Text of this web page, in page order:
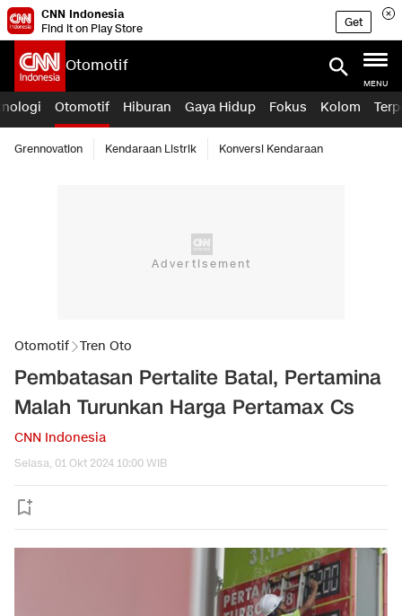
CNN Indonesia
Find it on Play Store
Get
Otomotif
MENU
Otomotif Hiburan Gaya Hidup Fokus Kolom
Grennovation Kendaraan Listrik Konversi Kendaraan
Otomotif Tren Oto
Pembatasan Pertalite Batal, Pertamina
Malah Turunkan Harga Pertamax Cs
CNN Indonesia
Selasa, 01 Okt 2024 10:00 WIB